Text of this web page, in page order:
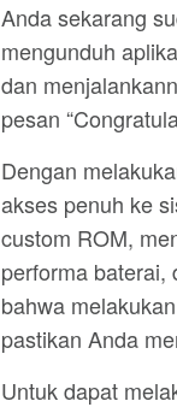
Anda sekarang
mengunduh
dan
pesan
Dengan
akses penuh ke
custom ROM,
performa baterai,
bahwa
pastikan Anda
Untuk dapat